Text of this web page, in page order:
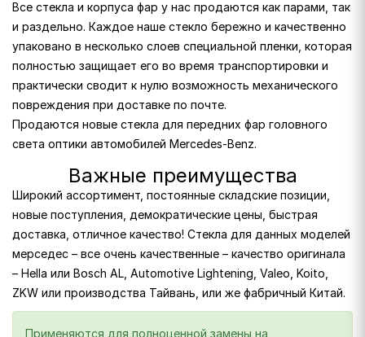
Все стекла и корпуса фар у нас продаются как парами, так
и раздельно. Каждое наше стекло бережно и качественно
упаковано в несколько слоев специальной пленки, которая
полностью защищает его во время транспортировки и
практически сводит к нулю возможность механического
повреждения при доставке по почте.
Продаются новые стекла для передних фар головного
света оптики автомобилей Mercedes-Benz.
Важные преимущества
Широкий ассортимент, постоянные складские позиции,
новые поступления, демократические цены, быстрая
доставка, отличное качество! Стекла для данных моделей
мерседес – все очень качественные – качество оригинала
– Hella или Bosch AL, Automotive Lightening, Valeo, Koito,
ZKW или производства Тайвань, или же фабричный Китай.
Применяются для полноценной замены на